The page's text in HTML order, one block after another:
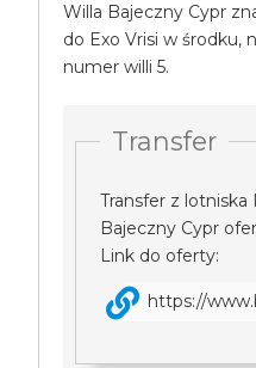
Willa Bajeczny Cypr
do Exo Vrisi w środku,
numer willi 5.
Transfer
Transfer z lotniska
Bajeczny Cypr
Link do oferty:
https://